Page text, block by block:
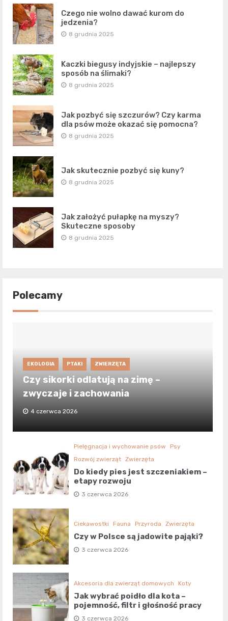
Czego nie wolno dawać kurom do
jedzenia?
8 grudnia 2025
Kaczki biegusy indyjskie – najlepszy
sposób na ślimaki?
8 grudnia 2025
Jak pozbyć się szczurów? Czy karma
dla psów może okazać się pomocna?
8 grudnia 2025
Jak skutecznie pozbyć się kuny?
8 grudnia 2025
Jak założyć pułapkę na myszy?
Skuteczne sposoby
8 grudnia 2025
Polecamy
EKOLOGIA PTAKI ZWIERZĘTA
Czy sikorki odlatują na zimę –
zwyczaje i zachowania
4 czerwca 2026
Pielęgnacja i wychowanie psów
Psy
Rozwój zwierząt Zwierzęta
Do kiedy pies jest szczeniakiem –
etapy rozwoju
3 czerwca 2026
Ciekawostki Fauna Przyroda Zwierzęta
Czy w Polsce są jadowite pająki?
3 czerwca 2026
Akcesoria dla zwierząt domowych Koty
Jak wybrać poidło dla kota –
pojemność, filtr i głośność pracy
3 czerwca 2026